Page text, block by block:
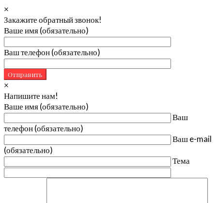
×
Закажите обратный звонок!
Ваше имя (обязательно)
Ваш телефон (обязательно)
×
Напишите нам!
Ваше имя (обязательно)
Ваш
телефон (обязательно)
Ваш e-mail
(обязательно)
Тема